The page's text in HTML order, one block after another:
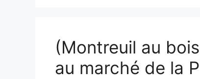
(Montreuil au
au marché de la